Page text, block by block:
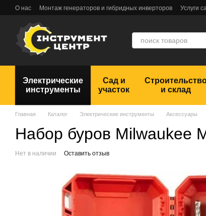
Перейти к основному контенту
О нас Монтаж генераторов и гибридных инверторов Услуги
Электрические
инструменты
Сад и
участок
и склад
Главная Каталог Электрические инструменты Аксессуары
Набор буров Milwaukee
Нет в наличии Оставить отзыв